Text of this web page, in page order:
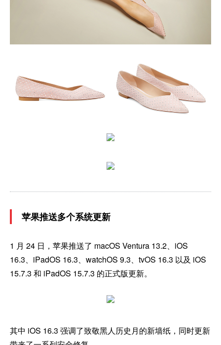
苹果推送多个系统更新
1 月 24 日，苹果推送了 macOS Ventura 13.2、iOS
16.3、iPadOS 16.3、watchOS 9.3、tvOS 16.3 以及 iOS
15.7.3 和 iPadOS 15.7.3 的正式版更新。
其中 iOS 16.3 强调了致敬黑人历史月的新墙纸，同时更新